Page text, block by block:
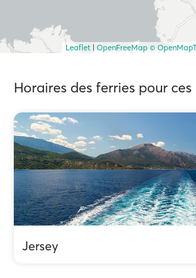
Leaflet OpenFreeMap ©
Horaires des ferries pour
Jersey